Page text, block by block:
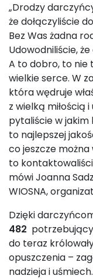
„Drodzy
że dołączyliście
Bez Was żadna
Udowodniliście,
A to dobro, to nie
wielkie serce. W
która wędruje
z wielką miłością
pytaliście w jakim
to najlepszej
co jeszcze
to
mówi Joanna
WIOSNA,
Dzięki
482
do teraz
opuszczenia –
nadzieja i uśmiech.